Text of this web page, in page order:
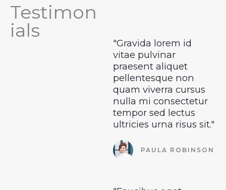
Testimon
ials
"Gravida lorem id
vitae pulvinar
praesent aliquet
pellentesque non
quam viverra cursus
nulla mi consectetur
tempor sed lectus
ultricies urna risus sit."
PAULA ROBINSON